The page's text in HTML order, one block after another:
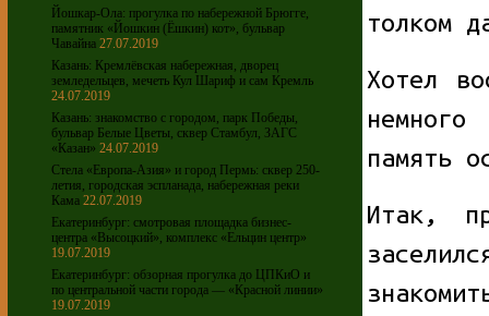
Йошкар-Ола: прогулка по набережной Брюгге,
памятник «Йошкин (Ёшкин) кот», бульвар
Чавайна 27.07.2019
Казань: Кремлёвская набережная, дворец
земледельцев, мечеть Кул Шариф и сам Кремль
24.07.2019
Казань: знакомство с городом, парк Победы,
бульвар Белые Цветы, сквер Стамбул, ЗАГС
«Казан» 24.07.2019
Стела «Европа-Азия» и город Пермь: сквер 250-
летия, городская эспланада, набережная реки
Кама 22.07.2019
Екатеринбург: смотровая площадка бизнес-
центра «Высоцкий», комплекс «Ельцин центр»
19.07.2019
Екатеринбург: обзорная прогулка до ЦПКиО и
по центральной части города — «Красной линии»
19.07.2019
толком
Хотел
память
Итак,